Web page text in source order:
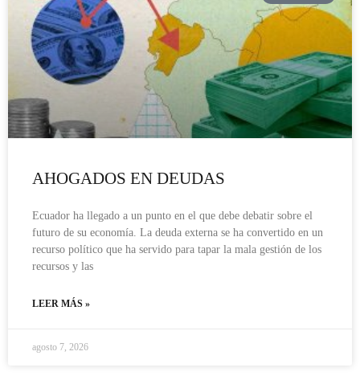
AHOGADOS EN DEUDAS
Ecuador ha llegado a un punto en el que debe debatir sobre el
futuro de su economía. La deuda externa se ha convertido en un
recurso político que ha servido para tapar la mala gestión de los
recursos y las
LEER MÁS »
agosto 7, 2026